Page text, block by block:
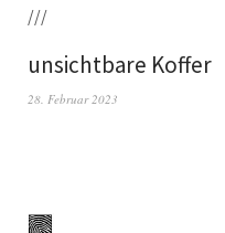
///
unsichtbare Koffer
28. Februar 2023